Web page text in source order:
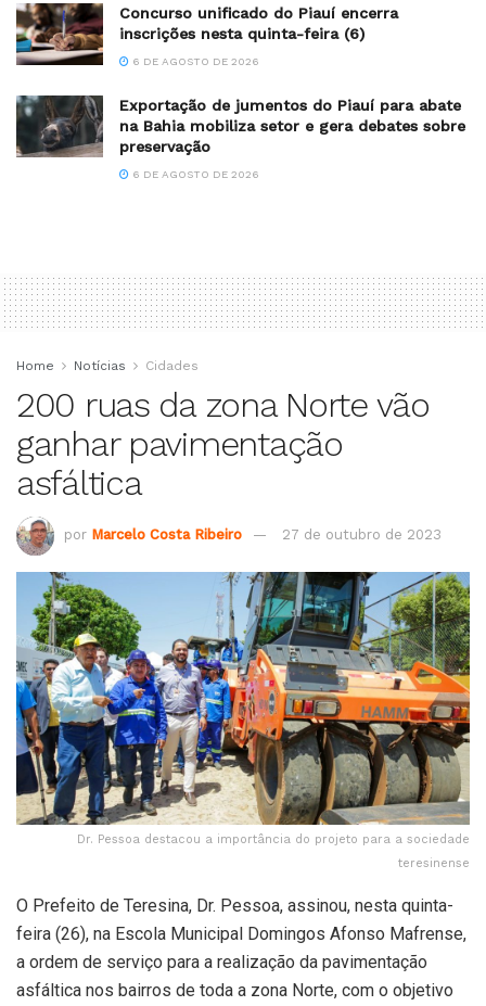
Concurso unificado do Piauí encerra
inscrições nesta quinta-feira (6)
6 DE AGOSTO DE 2026
Exportação de jumentos do Piauí para abate
na Bahia mobiliza setor e gera debates sobre
preservação
6 DE AGOSTO DE 2026
Home Notícias Cidades
200 ruas da zona Norte vão
ganhar pavimentação
asfáltica
por Marcelo Costa Ribeiro 27 de outubro de 2023
Dr. Pessoa destacou a importância do projeto para a sociedade
teresinense
O Prefeito de Teresina, Dr. Pessoa, assinou, nesta quinta-
feira (26), na Escola Municipal Domingos Afonso Mafrense,
a ordem de serviço para a realização da pavimentação
asfáltica nos bairros de toda a zona Norte, com o objetivo